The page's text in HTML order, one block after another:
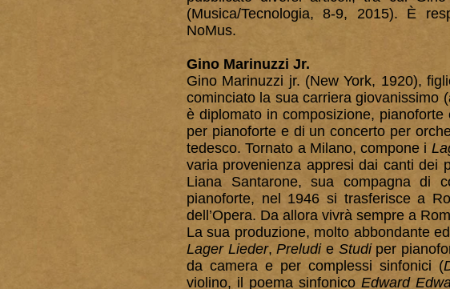
(Musica/Tecnologia, 8-9, 2015). È
NoMus.
Gino Marinuzzi Jr.
Gino Marinuzzi jr. (New York, 1920),
cominciato la sua carriera giovanissimo
è diplomato in composizione,
per pianoforte e di un concerto per
tedesco. Tornato a Milano, compone i
varia provenienza appresi dai canti dei
Liana Santarone, sua compagna di
pianoforte, nel 1946 si trasferisce a
dell’Opera. Da allora vivrà sempre a
La sua produzione, molto abbondante
Lager Lieder,Preludie Studiper
da camera e per complessi sinfonici (
violino, il poema sinfonicoEdward